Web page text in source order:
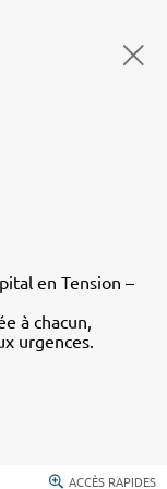
en Tension –
à chacun,
urgences.
ACCÈS RAPIDES